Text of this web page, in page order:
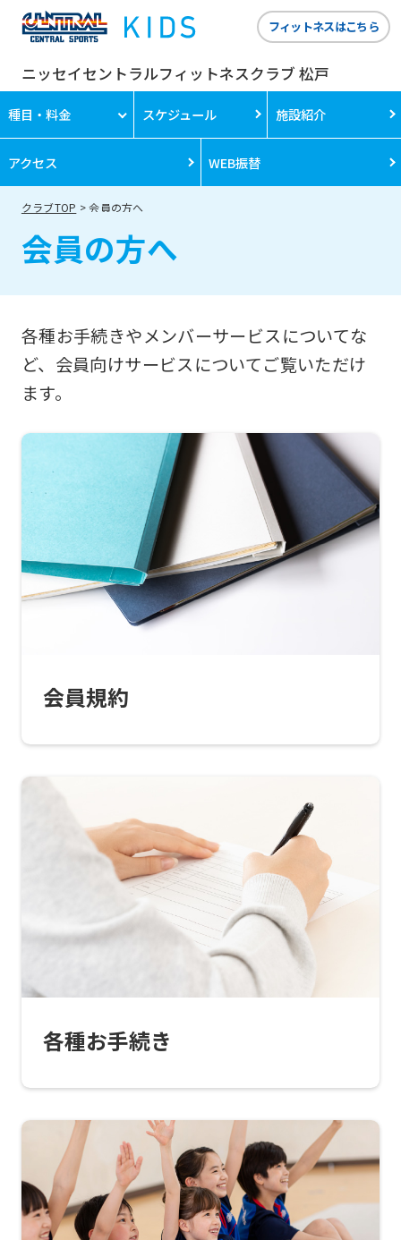
ニッセイセントラルフィットネスクラブ 松戸
フィットネスはこちら
種目・料金 スケジュール 施設紹介
アクセス WEB振替
クラブTOP 会員の方へ
会員の方へ
各種お手続きやメンバーサービスについてな
ど、会員向けサービスについてご覧いただけ
ます。
会員規約
各種お手続き
For
foreigners
website
automatically
translated
into
English.
Click
the
below
translation)
return
to
the
top